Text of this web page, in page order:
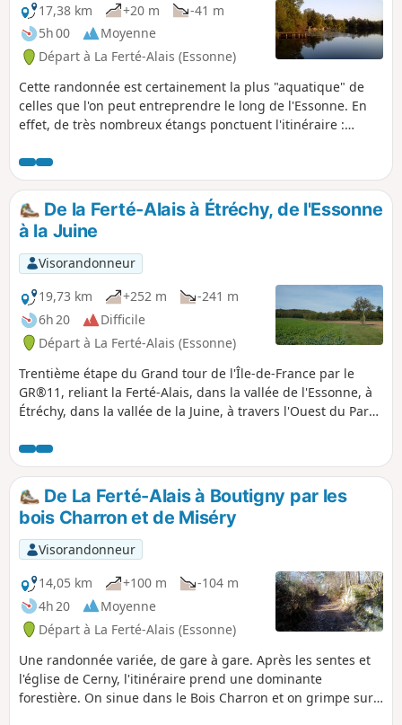
17,38 km
+20 m
-41 m
5h 00
Moyenne
Départ à La Ferté-Alais (Essonne)
Cette randonnée est certainement la plus "aquatique" de
celles que l'on peut entreprendre le long de l'Essonne. En
effet, de très nombreux étangs ponctuent l'itinéraire :
étangs et marais composant un espace naturel protégé,
source de biodiversité et lieu d'observation de la faune.
De la Ferté-Alais à Étréchy, de l'Essonne
à la Juine
Visorandonneur
19,73 km
+252 m
-241 m
6h 20
Difficile
Départ à La Ferté-Alais (Essonne)
Trentième étape du Grand tour de l'Île-de-France par le
GR®11, reliant la Ferté-Alais, dans la vallée de l'Essonne, à
Étréchy, dans la vallée de la Juine, à travers l'Ouest du Parc
poursuite de la traversée de l'Essonne, entre paysages
agricoles, petits massifs forestiers et vallées plus
imposantes. Une étape relativement courte et sans grosse
difficulté, avant les deux suivantes qui seront un peu plus
longues.
De La Ferté-Alais à Boutigny par les
bois Charron et de Miséry
Visorandonneur
14,05 km
+100 m
-104 m
4h 20
Moyenne
Départ à La Ferté-Alais (Essonne)
Une randonnée variée, de gare à gare. Après les sentes et
l'église de Cerny, l'itinéraire prend une dominante
forestière. On sinue dans le Bois Charron et on grimpe sur